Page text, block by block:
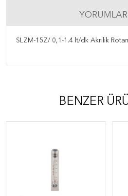
YORUMLAR
SLZM-15Z/ 0,1-1.4 lt/dk Akrilik
BENZER